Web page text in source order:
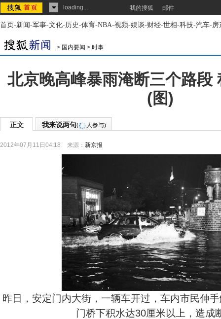
loading... 我的搜狐 邮件
首页-新闻-军事-文化-历史-体育-NBA-视频-娱谈-财经-世相-科技-汽车-房
> 国内要闻 > 时事
北京晚高峰暴雨淹断三个路段
(图)
正文 我来说两句( 人参与)
2012年07月11日04:18 来源： 新京报
昨日，安定门内大街，一辆车开过，车内市民伸
门桥下积水达30厘米以上，造成